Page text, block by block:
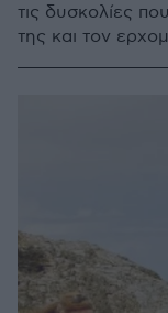
τις δυσκολίες
της και τον